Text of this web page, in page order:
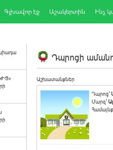
Գլխավոր էջ Աշակերտին Ինչ
Դպրոցի
Աշխատանքներ
Դպրոց`
Մարզ`